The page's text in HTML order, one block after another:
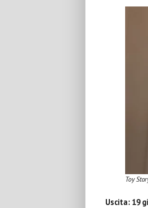
Toy
Uscita: 19